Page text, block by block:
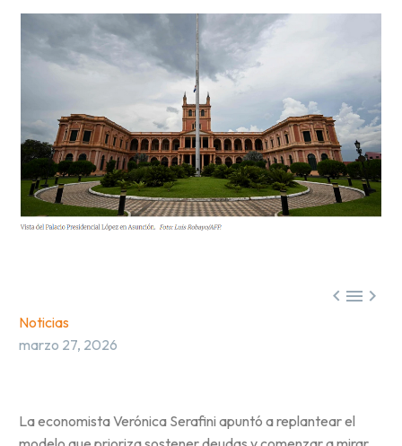

Noticias
marzo 27, 2026
La economista Verónica Serafini apuntó a replantear el